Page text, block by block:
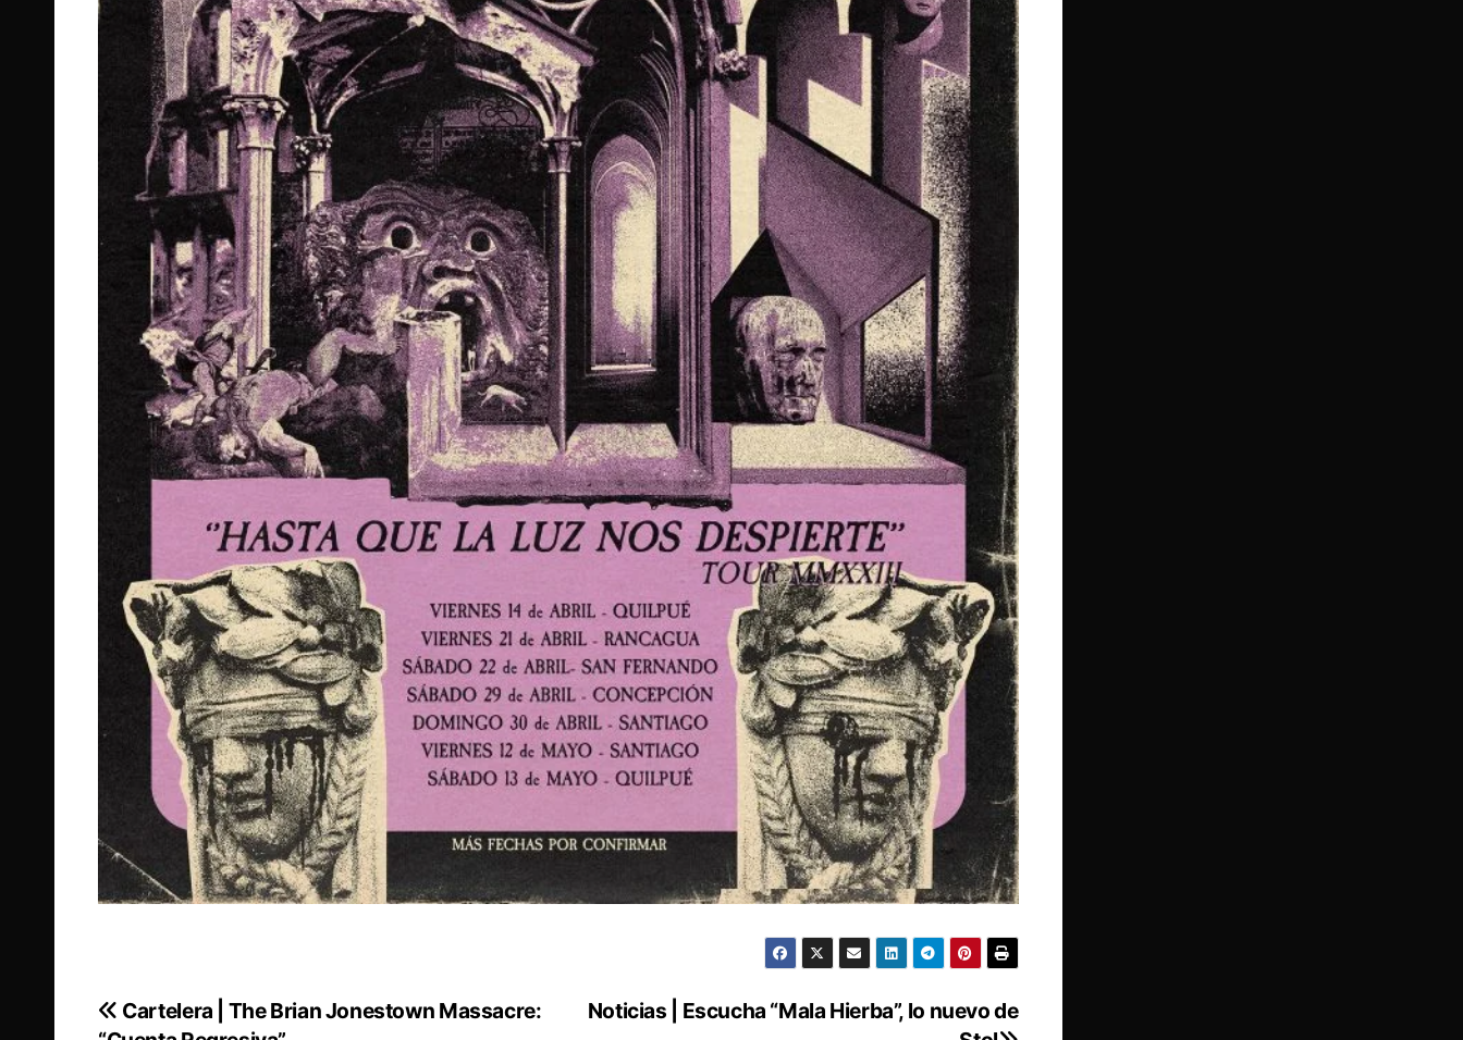
Navegación
Noticias | Escucha “Mala Hierba”, lo nuevo de
Cartelera | The Brian Jonestown Massacre: